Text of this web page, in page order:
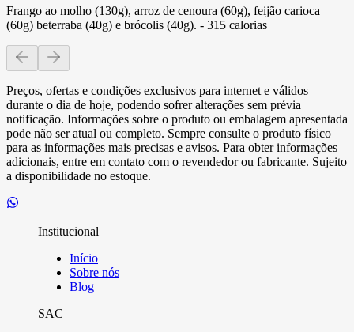
Frango ao molho (130g), arroz de cenoura (60g), feijão carioca
(60g) beterraba (40g) e brócolis (40g). - 315 calorias
Preços, ofertas e condições exclusivos para internet e válidos
durante o dia de hoje, podendo sofrer alterações sem prévia
notificação. Informações sobre o produto ou embalagem apresentada
pode não ser atual ou completo. Sempre consulte o produto físico
para as informações mais precisas e avisos. Para obter informações
adicionais, entre em contato com o revendedor ou fabricante. Sujeito
a disponibilidade no estoque.
Institucional
Início
Sobre nós
Blog
SAC